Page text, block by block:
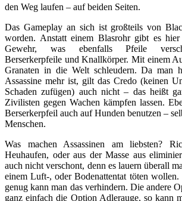
den Weg laufen – auf beiden Seiten.
Das Gameplay an sich ist großteils von
worden. Anstatt einem Blasrohr gibt es
Gewehr, was ebenfalls Pfeile
Berserkerpfeile und Knallkörper. Mit einem
Granaten in die Welt schleudern. Da man
Assassine mehr ist, gilt das Credo (keinen
Schaden zufügen) auch nicht – das heißt
Zivilisten gegen Wachen kämpfen lassen.
Berserkerpfeil auch auf Hunden benutzen –
Menschen.
Was machen Assassinen am liebsten?
Heuhaufen, oder aus der Masse aus
auch nicht verschont, denn es lauern überall
einem Luft-, oder Bodenattentat töten wollen.
genug kann man das verhindern. Die andere
ganz einfach die Option Adlerauge, so kann